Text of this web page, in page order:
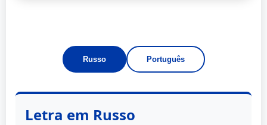
Russo Português
Letra em Russo